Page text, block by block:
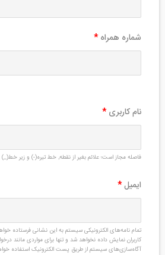
شماره همراه *
نام کاربری *
فاصله مجاز است؛ علائم بغیر از نقطه, خط تیره(-) و زیر
ایمیل*
تمام نامه‌های الکترونیکی سیستم به این نشانی فرستاده
کاربران نمایش داده نخواهد شد و تنها برای مواردی مانند
آگاه‌سازی‌های سیستم از طریق پست الکترونیک استفاده